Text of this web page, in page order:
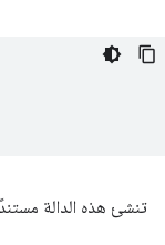
تنشئ هذه الدالة